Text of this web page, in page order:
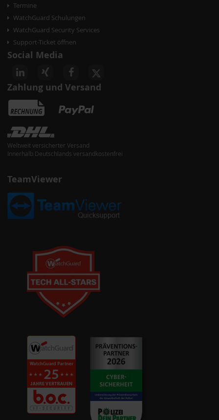
zu WSUS
Termine
WatchGuard Schulungen
WatchGuard Security Services
Support-Ticket öffnen
Social Media
Zahlung und Versand
Weltweit versicherter Versand
Innerhalb Deutschlands versandkostenfrei
TeamViewer